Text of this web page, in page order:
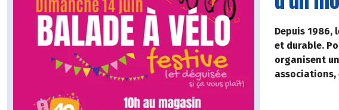
Depuis
et durable.
organisent
associations,